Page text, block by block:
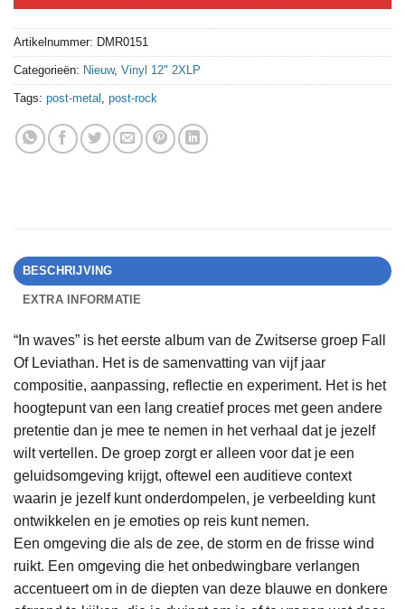
Artikelnummer: DMR0151
Categorieën: Nieuw, Vinyl 12" 2XLP
Tags: post-metal post-rock
BESCHRIJVING
EXTRA INFORMATIE
“In waves” is het eerste album van de Zwitserse groep Fall
Of Leviathan. Het is de samenvatting van vijf jaar
compositie, aanpassing, reflectie en experiment. Het is het
hoogtepunt van een lang creatief proces met geen andere
pretentie dan je mee te nemen in het verhaal dat je jezelf
wilt vertellen. De groep zorgt er alleen voor dat je een
geluidsomgeving krijgt, oftewel een auditieve context
waarin je jezelf kunt onderdompelen, je verbeelding kunt
ontwikkelen en je emoties op reis kunt nemen.
Een omgeving die als de zee, de storm en de frisse wind
ruikt. Een omgeving die het onbedwingbare verlangen
accentueert om in de diepten van deze blauwe en donkere